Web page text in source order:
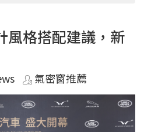
風格搭配建議，新
氣密窗推薦